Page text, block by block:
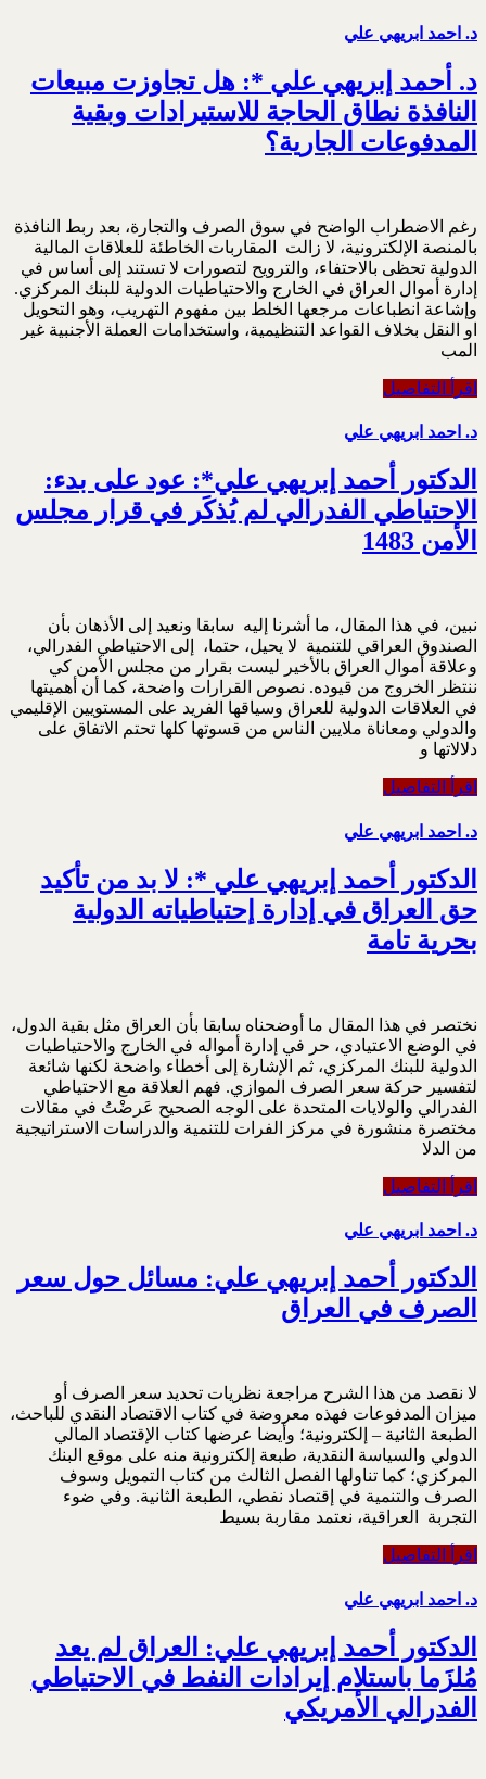
د. احمد ابريهي علي
د. أحمد إبريهي علي *: هل تجاوزت مبيعات
النافذة نطاق الحاجة للاستيرادات وبقية
المدفوعات الجارية؟
رغم الاضطراب الواضح في سوق الصرف والتجارة، بعد ربط النافذة
بالمنصة الإلكترونية، لا زالت المقاربات الخاطئة للعلاقات المالية
الدولية تحظى بالاحتفاء، والترويح لتصورات لا تستند إلى أساس في
إدارة أموال العراق في الخارج والاحتياطيات الدولية للبنك المركزي.
وإشاعة انطباعات مرجعها الخلط بين مفهوم التهريب، وهو التحويل
او النقل بخلاف القواعد التنظيمية، واستخدامات العملة الأجنبية غير
المب
اقرأ التفاصيل
د. احمد ابريهي علي
الدكتور أحمد إبريهي علي*: عود على بدء:
الاحتياطي الفدرالي لم يُذكَر في قرار مجلس
الأمن 1483
نبين، في هذا المقال، ما أشرنا إليه سابقا ونعيد إلى الأذهان بأن
الصندوق العراقي للتنمية لا يحيل، حتما، إلى الاحتياطي الفدرالي،
وعلاقة أموال العراق بالأخير ليست بقرار من مجلس الأمن كي
ننتظر الخروج من قيوده. نصوص القرارات واضحة، كما أن أهميتها
في العلاقات الدولية للعراق وسياقها الفريد على المستويين الإقليمي
والدولي ومعاناة ملايين الناس من قسوتها كلها تحتم الاتفاق على
دلالاتها و
اقرأ التفاصيل
د. احمد ابريهي علي
الدكتور أحمد إبريهي علي *: لا بد من تأكيد
حق العراق في إدارة إحتياطياته الدولية
بحرية تامة
نختصر في هذا المقال ما أوضحناه سابقا بأن العراق مثل بقية الدول،
في الوضع الاعتيادي، حر في إدارة أمواله في الخارج والاحتياطيات
الدولية للبنك المركزي، ثم الإشارة إلى أخطاء واضحة لكنها شائعة
لتفسير حركة سعر الصرف الموازي. فهم العلاقة مع الاحتياطي
الفدرالي والولايات المتحدة على الوجه الصحيح عَرضْتُ في مقالات
مختصرة منشورة في مركز الفرات للتنمية والدراسات الاستراتيجية
من الدلا
اقرأ التفاصيل
د. احمد ابريهي علي
الدكتور أحمد إبريهي علي: مسائل حول سعر
الصرف في العراق
لا نقصد من هذا الشرح مراجعة نظريات تحديد سعر الصرف أو
ميزان المدفوعات فهذه معروضة في كتاب الاقتصاد النقدي للباحث،
الطبعة الثانية – إلكترونية؛ وأيضا عرضها كتاب الإقتصاد المالي
الدولي والسياسة النقدية، طبعة إلكترونية منه على موقع البنك
المركزي؛ كما تناولها الفصل الثالث من كتاب التمويل وسوف
الصرف والتنمية في إقتصاد نفطي، الطبعة الثانية. وفي ضوء
التجربة العراقية، نعتمد مقاربة بسيط
اقرأ التفاصيل
د. احمد ابريهي علي
الدكتور أحمد إبريهي علي: العراق لم يعد
مُلزَما باستلام إيرادات النفط في الاحتياطي
الفدرالي الأمريكي